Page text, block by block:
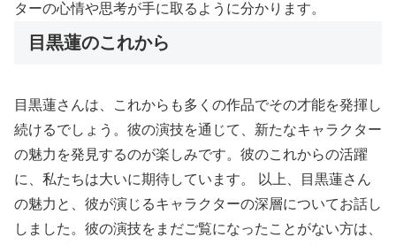
ターの心情や思考が手に取るように分かります。
目黒蓮のこれから
目黒蓮さんは、これからも多くの作品でその才能を発揮し
続けるでしょう。彼の演技を通じて、新たなキャラクター
の魅力を発見するのが楽しみです。彼のこれからの活躍
に、私たちは大いに期待しています。 以上、目黒蓮さん
の魅力と、彼が演じるキャラクターの深層についてお話し
しました。彼の演技をまだご覧になったことがない方は、